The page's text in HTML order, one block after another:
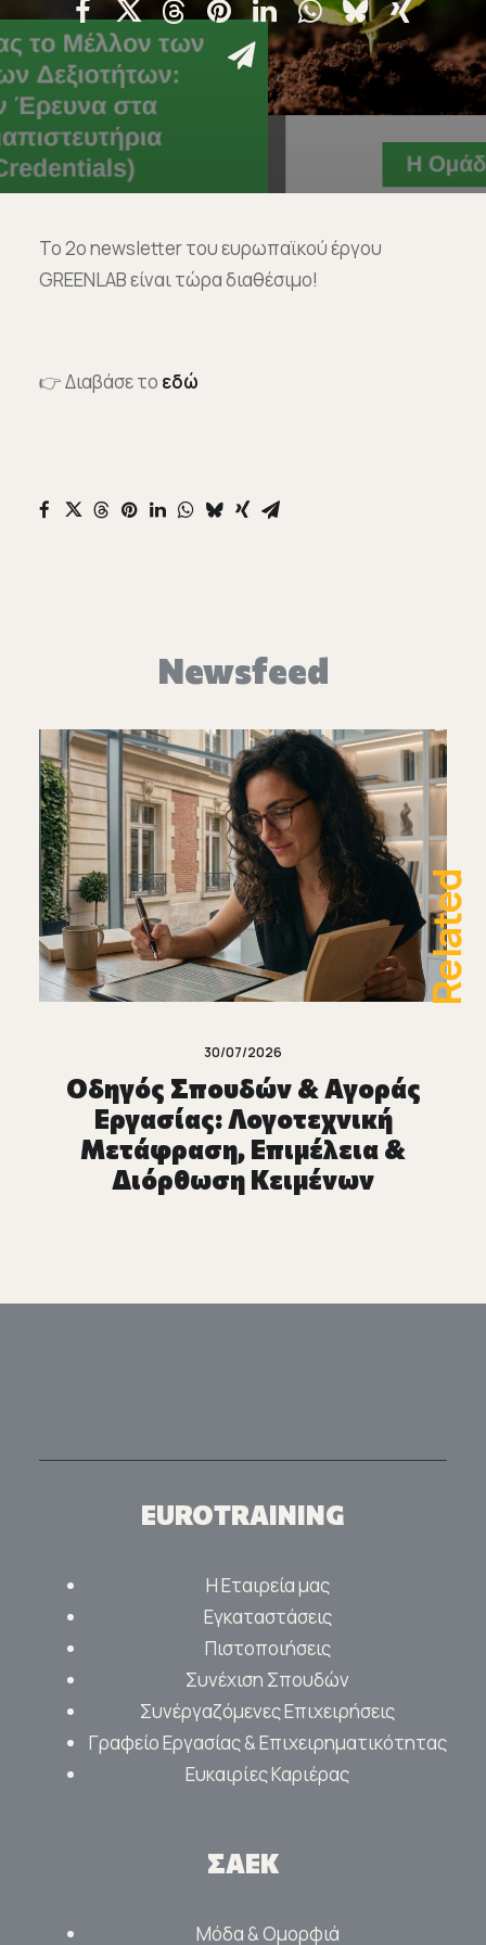
Επικοινωνία
Ευκαιρίες Καριέρας
Το 2ο newsletter του ευρωπαϊκού έργου
GREENLAB είναι τώρα διαθέσιμο!
👉 Διαβάσε το εδώ
Newsfeed
30/07/2026
Οδηγός Σπουδών & Αγοράς
Εργασίας: Λογοτεχνική
Μετάφραση, Επιμέλεια &
Διόρθωση Κειμένων
Related
EUROTRAINING
Η Εταιρεία μας
Εγκαταστάσεις
Πιστοποιήσεις
Συνέχιση Σπουδών
Συνέργαζόμενες Επιχειρήσεις
Γραφείο Εργασίας & Επιχειρηματικότητας
Ευκαιρίες Καριέρας
ΣΑΕΚ
Μόδα & Ομορφιά